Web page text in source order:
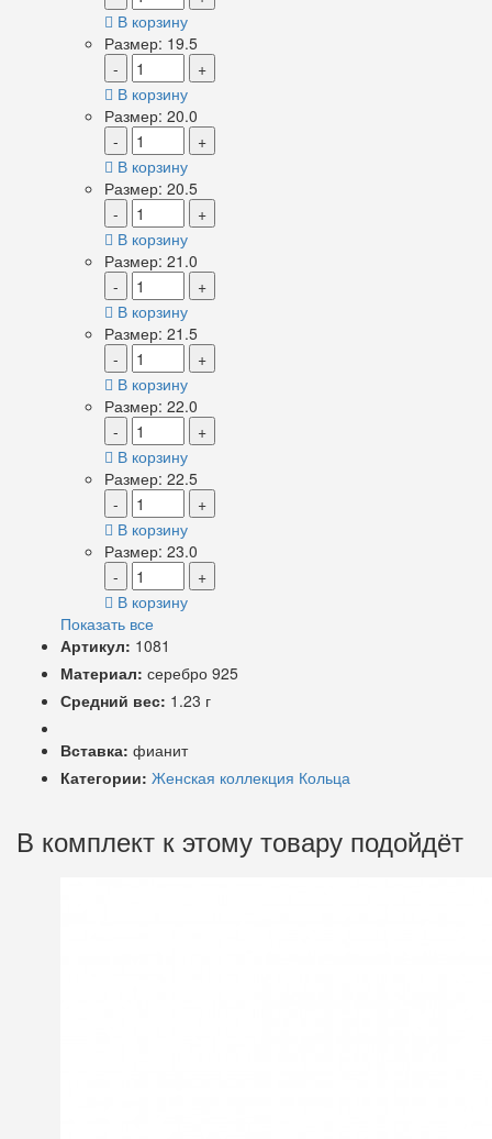
В корзину
Размер: 19.5
-
+
В корзину
Размер: 20.0
-
+
В корзину
Размер: 20.5
-
+
В корзину
Размер: 21.0
-
+
В корзину
Размер: 21.5
-
+
В корзину
Размер: 22.0
-
+
В корзину
Размер: 22.5
-
+
В корзину
Размер: 23.0
-
+
В корзину
Показать все
Артикул: 1081
Материал: серебро 925
Средний вес: 1.23 г
Вставка: фианит
Категории: Женская коллекция Кольца
В комплект к этому товару подойдёт